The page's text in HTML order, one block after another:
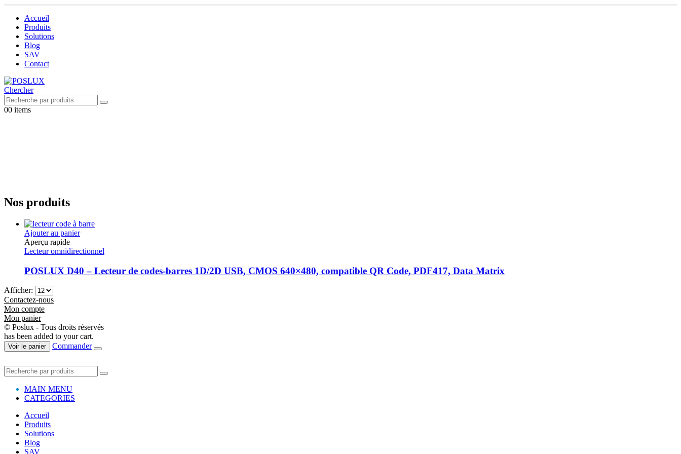
Accueil
Produits
Solutions
Blog
SAV
Contact
Chercher
00 items
Nos produits
Ajouter au panier
Aperçu rapide
Lecteur omnidirectionnel
POSLUX D40 – Lecteur de codes-barres 1D/2D USB, CMOS 640×480, compatible QR Code, PDF417, Data Matrix
Afficher:
Contactez-nous
Mon compte
Mon panier
© Poslux - Tous droits réservés
has been added to your cart.
Voir le panier Commander
MAIN MENU
CATEGORIES
Accueil
Produits
Solutions
Blog
SAV